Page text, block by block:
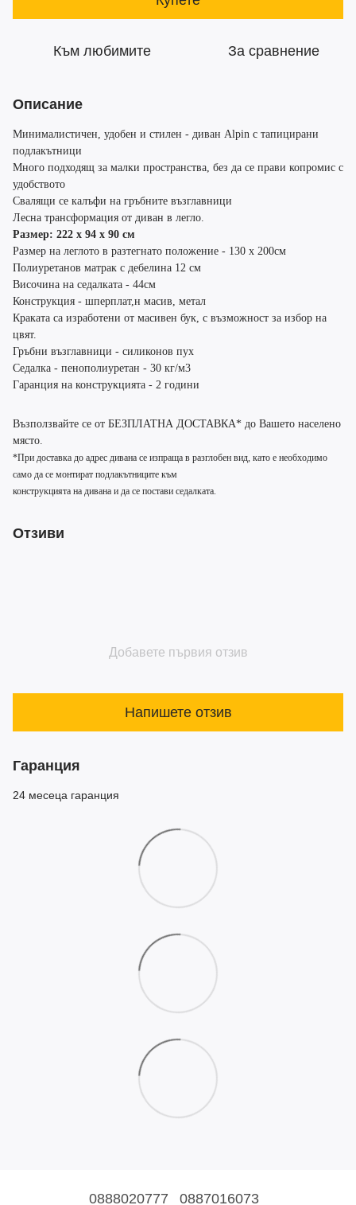
Към любимите За сравнение
Описание
Минималистичен, удобен и стилен - диван Alpin с тапицирани
подлакътници
Много подходящ за малки пространства, без да се прави копромис с
удобството
Свалящи се калъфи на гръбните възглавници
Лесна трансформация от диван в легло.
Размер: 222 х 94 х 90 см
Размер на леглото в разтегнато положение - 130 х 200см
Полиуретанов матрак с дебелина 12 см
Височина на седалката - 44см
Конструкция - шперплат,н масив, метал
Краката са изработени от масивен бук, с възможност за избор на
цвят.
Гръбни възглавници - силиконов пух
Седалка - пенополиуретан - 30 кг/м3
Гаранция на конструкцията - 2 години
Възползвайте се от БЕЗПЛАТНА ДОСТАВКА* до Вашето населено
място.
*При доставка до адрес дивана се изпраща в разглобен вид, като е необходимо
само да се монтират подлакътниците към
конструкцията на дивана и да се постави седалката.
Отзиви
Добавете първия отзив
Напишете отзив
Гаранция
24 месеца гаранция
0888020777 0887016073